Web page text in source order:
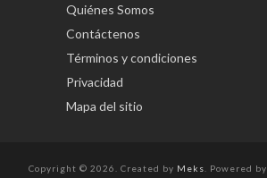
Quiénes Somos
Contáctenos
Términos y condiciones
Privacidad
Mapa del sitio
Copyright © 2026. Created by Meks . Powered by